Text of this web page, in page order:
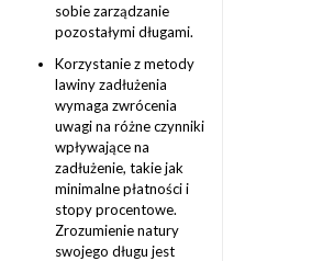
sobie zarządzanie
pozostałymi długami.
Korzystanie z metody
lawiny zadłużenia
wymaga zwrócenia
uwagi na różne czynniki
wpływające na
zadłużenie, takie jak
minimalne płatności i
stopy procentowe.
Zrozumienie natury
swojego długu jest